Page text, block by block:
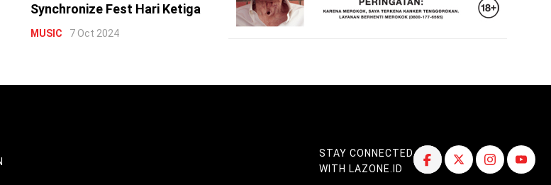
Synchronize Fest Hari Ketiga
MUSIC 7 Oct 2024
STAY CONNECTED
WITH LAZONE.ID